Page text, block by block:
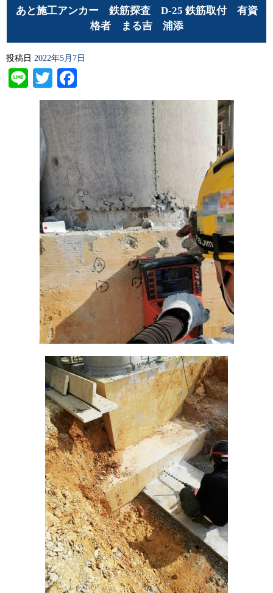
あと施工アンカー 鉄筋探査 D-25 鉄筋取付 有資
格者 まる吉 浦添
投稿日 2022年5月7日
LineTwitter